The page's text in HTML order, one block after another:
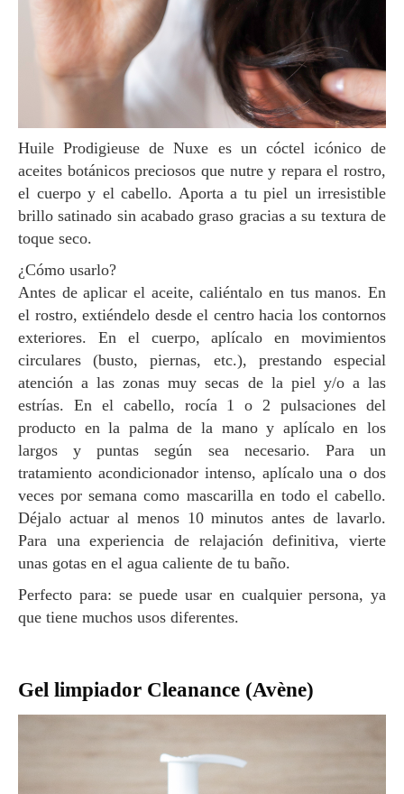
Huile Prodigieuse de Nuxe es un cóctel icónico de
aceites botánicos preciosos que nutre y repara el rostro,
el cuerpo y el cabello. Aporta a tu piel un irresistible
brillo satinado sin acabado graso gracias a su textura de
toque seco.
¿Cómo usarlo?
Antes de aplicar el aceite, caliéntalo en tus manos. En
el rostro, extiéndelo desde el centro hacia los contornos
exteriores. En el cuerpo, aplícalo en movimientos
circulares (busto, piernas, etc.), prestando especial
atención a las zonas muy secas de la piel y/o a las
estrías. En el cabello, rocía 1 o 2 pulsaciones del
producto en la palma de la mano y aplícalo en los
largos y puntas según sea necesario. Para un
tratamiento acondicionador intenso, aplícalo una o dos
veces por semana como mascarilla en todo el cabello.
Déjalo actuar al menos 10 minutos antes de lavarlo.
Para una experiencia de relajación definitiva, vierte
unas gotas en el agua caliente de tu baño.
Perfecto para: se puede usar en cualquier persona, ya
que tiene muchos usos diferentes.
Gel limpiador Cleanance (Avène)